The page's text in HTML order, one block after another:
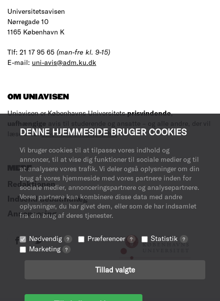
DENNE HJEMMESIDE BRUGER COOKIES
Vi bruger cookies til at tilpasse vores indhold og
annoncer, til at vise dig funktioner til sociale medier og til
at analysere vores trafik. Vi deler også oplysninger om din
brug af vores hjemmeside med vores partnere inden for
sociale medier, annonceringspartnere og analysepartnere.
Vores partnere kan kombinere disse data med andre
oplysninger, du har givet dem, eller som de har indsamlet
fra din brug af deres tjenester.
Nødvendig ? Præferencer ? Statistik ?
Marketing ?
Tillad valgte
Universitetsavisen
Nørregade 10
1165 København K
Tlf: 21 17 95 65 (man-fre kl. 9-15)
E-mail: uni-avis@adm.ku.dk
OM UNIAVISEN
Uniavisen er Københavns Universitetsprisvindende,
uafhængige avis til studerende og ansatte – og alle andre, der vil
læse med.Læs mere om avisen her.
MERE
Redaktionen
Indsend debatindlæg
Annoncering